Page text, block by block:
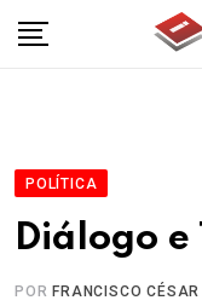
POLÍTICA
Diálogo
POR FRANCISCO